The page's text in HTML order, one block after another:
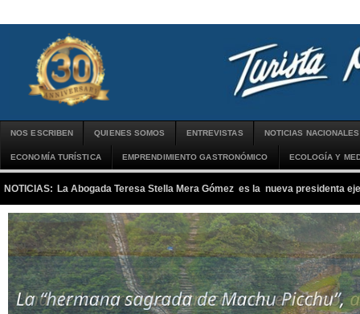
NOS ESCRIBEN QUIENES SOMOS ENTREVISTAS NOTICIAS NACIONALES
ECONOMÍA TURÍSTICA EMPRENDIMIENTO GASTRONÓMICO ECOLOGÍA Y
NOTICIAS: La Abogada Teresa Stella Mera Gómez es la nueva presidenta